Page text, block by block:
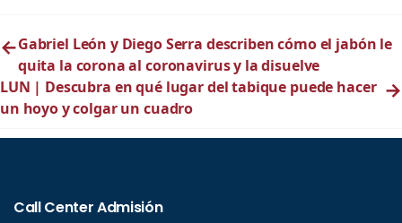
←Gabriel León y Diego Serra describen cómo el jabón le
quita la corona al coronavirus y la disuelve
LUN | Descubra en qué lugar del tabique puede hacer
un hoyo y colgar un cuadro
→